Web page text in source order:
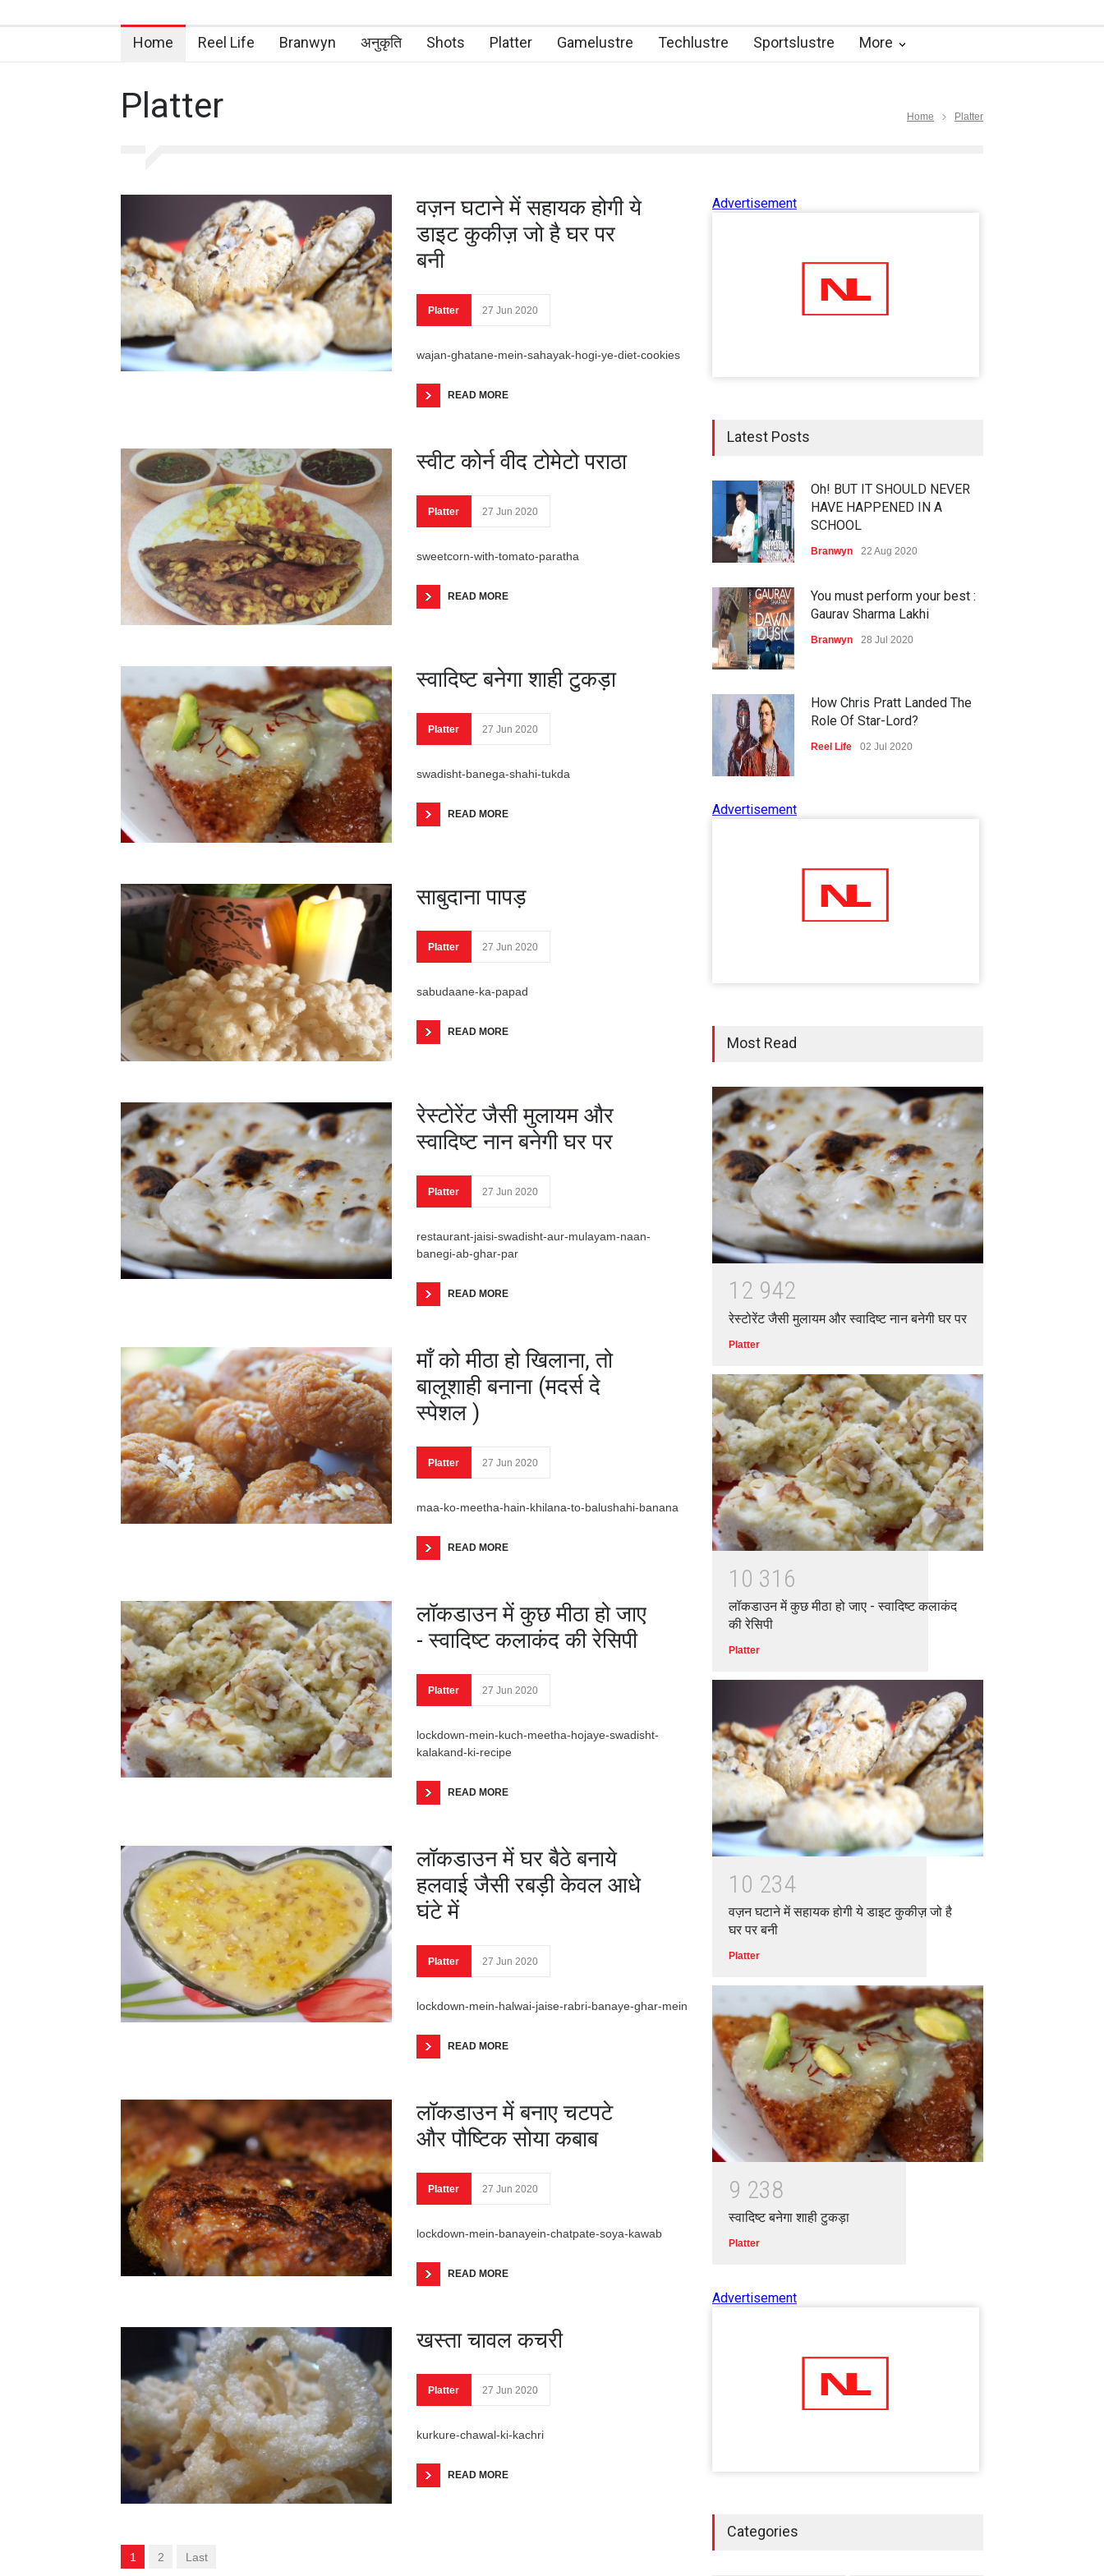
Home Reel Life Branwyn अनुकृति Shots Platter Gamelustre Techlustre Sportslustre More
Platter Home Platter
वज़न घटाने में सहायक होगी ये
डाइट कुकीज़ जो है घर पर
बनी
Platter 27 Jun 2020
wajan-ghatane-mein-sahayak-hogi-ye-diet-cookies
READ MORE
स्वीट कोर्न वीद टोमेटो पराठा
Platter 27 Jun 2020
sweetcorn-with-tomato-paratha
READ MORE
स्वादिष्ट बनेगा शाही टुकड़ा
Platter 27 Jun 2020
swadisht-banega-shahi-tukda
READ MORE
साबुदाना पापड़
Platter 27 Jun 2020
sabudaane-ka-papad
READ MORE
रेस्टोरेंट जैसी मुलायम और
स्वादिष्ट नान बनेगी घर पर
Platter 27 Jun 2020
restaurant-jaisi-swadisht-aur-mulayam-naan-
banegi-ab-ghar-par
READ MORE
माँ को मीठा हो खिलाना, तो
बालूशाही बनाना (मदर्स दे
स्पेशल )
Platter 27 Jun 2020
maa-ko-meetha-hain-khilana-to-balushahi-banana
READ MORE
लॉकडाउन में कुछ मीठा हो जाए
- स्वादिष्ट कलाकंद की रेसिपी
Platter 27 Jun 2020
lockdown-mein-kuch-meetha-hojaye-swadisht-
kalakand-ki-recipe
READ MORE
लॉकडाउन में घर बैठे बनाये
हलवाई जैसी रबड़ी केवल आधे
घंटे में
Platter 27 Jun 2020
lockdown-mein-halwai-jaise-rabri-banaye-ghar-mein
READ MORE
लॉकडाउन में बनाए चटपटे
और पौष्टिक सोया कबाब
Platter 27 Jun 2020
lockdown-mein-banayein-chatpate-soya-kawab
READ MORE
खस्ता चावल कचरी
Platter 27 Jun 2020
kurkure-chawal-ki-kachri
READ MORE
1 2 Last
Advertisement
Latest Posts
Oh! BUT IT SHOULD NEVER
HAVE HAPPENED IN A
SCHOOL
Branwyn 22 Aug 2020
You must perform your best :
Gaurav Sharma Lakhi
Branwyn 28 Jul 2020
How Chris Pratt Landed The
Role Of Star-Lord?
Reel Life 02 Jul 2020
Five Reasons Why Startup
Moneywise 02 Jul 2020
आत्मनिर्भर भारत बनाम विकासदूत
अनुकृति 01 Jul 2020
Top 5 Richest Writers in the
World: 2020
Advertisement
Most Read
1 2 942
रेस्टोरेंट जैसी मुलायम और स्वादिष्ट नान बनेगी घर पर
Platter
1 0 31 6
लॉकडाउन में कुछ मीठा हो जाए - स्वादिष्ट कलाकंद
की रेसिपी
Platter
1 0 234
वज़न घटाने में सहायक होगी ये डाइट कुकीज़ जो है
घर पर बनी
Platter
9 238
स्वादिष्ट बनेगा शाही टुकड़ा
Platter
Advertisement
Categories